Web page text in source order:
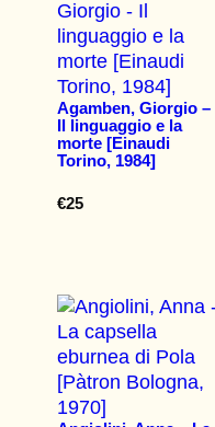
Agamben, Giorgio –
Il linguaggio e la
morte [Einaudi
Torino, 1984]
€25